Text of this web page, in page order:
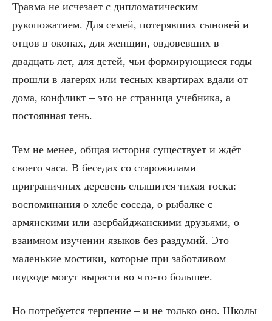
Травма не исчезает с дипломатическим
рукопожатием. Для семей, потерявших сыновей и
отцов в окопах, для женщин, овдовевших в
двадцать лет, для детей, чьи формирующиеся годы
прошли в лагерях или тесных квартирах вдали от
дома, конфликт – это не страница учебника, а
постоянная тень.
Тем не менее, общая история существует и ждёт
своего часа. В беседах со старожилами
приграничных деревень слышится тихая тоска:
воспоминания о хлебе соседа, о рыбалке с
армянскими или азербайджанскими друзьями, о
взаимном изучении языков без раздумий. Это
маленькие мостики, которые при заботливом
подходе могут вырасти во что-то большее.
Но потребуется терпение – и не только оно. Школы